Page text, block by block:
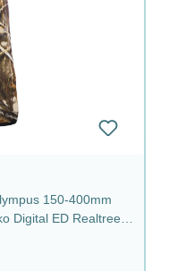
150-400mm
Digital ED Realtree